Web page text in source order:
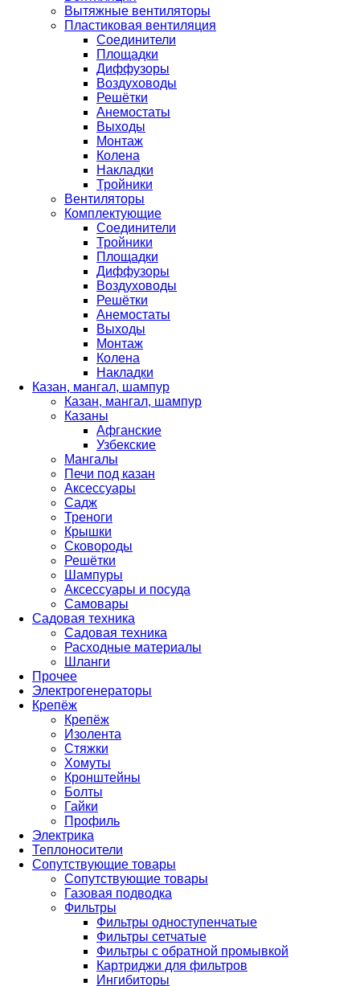
Вытяжные вентиляторы
Пластиковая вентиляция
Соединители
Площадки
Диффузоры
Воздуховоды
Решётки
Анемостаты
Выходы
Монтаж
Колена
Накладки
Тройники
Вентиляторы
Комплектующие
Соединители
Тройники
Площадки
Диффузоры
Воздуховоды
Решётки
Анемостаты
Выходы
Монтаж
Колена
Накладки
Казан, мангал, шампур
Казан, мангал, шампур
Казаны
Афганские
Узбекские
Мангалы
Печи под казан
Аксессуары
Садж
Треноги
Крышки
Сковороды
Решётки
Шампуры
Аксессуары и посуда
Самовары
Садовая техника
Садовая техника
Расходные материалы
Шланги
Прочее
Электрогенераторы
Крепёж
Крепёж
Изолента
Стяжки
Хомуты
Кронштейны
Болты
Гайки
Профиль
Электрика
Теплоносители
Сопутствующие товары
Сопутствующие товары
Газовая подводка
Фильтры
Фильтры одноступенчатые
Фильтры сетчатые
Фильтры с обратной промывкой
Картриджи для фильтров
Ингибиторы